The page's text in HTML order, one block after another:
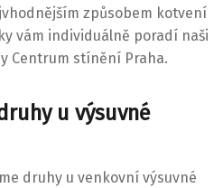
způsobem kotvení
vám individuálně poradí naši
Centrum stínění Praha.
u výsuvné
druhy u venkovní výsuvné